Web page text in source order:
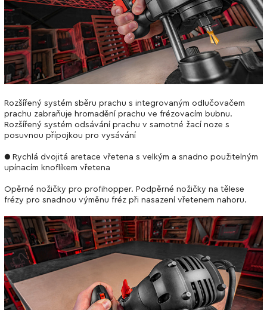
Rozšířený systém sběru prachu s integrovaným odlučovačem
prachu zabraňuje hromadění prachu ve frézovacím bubnu.
Rozšířený systém odsávání prachu v samotné žací noze s
posuvnou přípojkou pro vysávání
● Rychlá dvojitá aretace vřetena s velkým a snadno použitelným
upínacím knoflíkem vřetena
Opěrné nožičky pro profihopper. Podpěrné nožičky na tělese
frézy pro snadnou výměnu fréz při nasazení vřetenem nahoru.